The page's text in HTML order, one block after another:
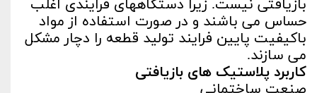
بازیافتی نیست. زیرا دستگاههای فرایندی اغلب
حساس می باشند و در صورت استفاده از مواد
باکیفیت پایین فرایند تولید قطعه را دچار مشکل
می سازند.
کاربرد پلاستیک های بازیافتی